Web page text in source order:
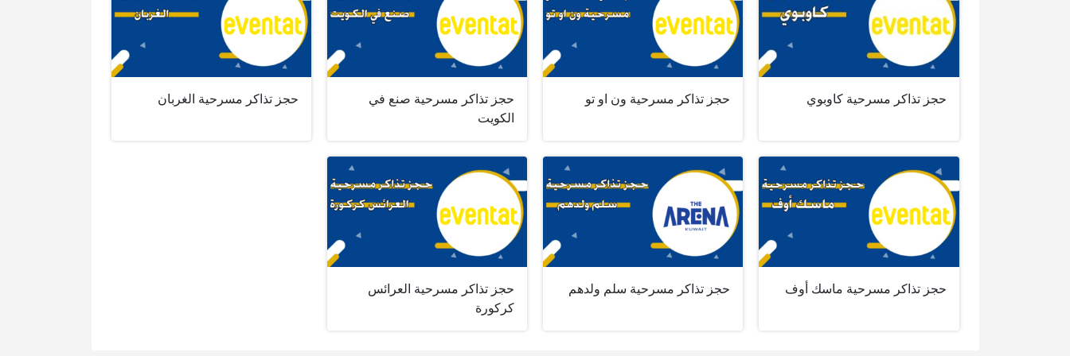
حجز تذاكر مسرحية كاوبوي حجز تذاكر مسرحية ون او تو
حجز تذاكر مسرحية صنع في
الكويت
حجز تذاكر مسرحية الغربان
حجز تذاكر مسرحية ماسك أوف حجز تذاكر مسرحية سلم ولدهم
حجز تذاكر مسرحية العرائس
كركورة